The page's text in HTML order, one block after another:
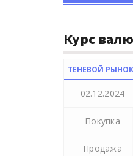
Курс
ТЕНЕВОЙ РЫНОК
02.12.2024
Покупка
Продажа